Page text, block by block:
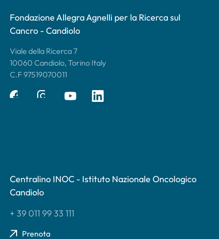
Fondazione Allegra Agnelli per la Ricerca sul
Cancro - Candiolo
Viale della Ricerca 7
10060 Candiolo, Torino Italy
C.F 97519070011
Centralino INOC - Istituto Nazionale Oncologico
Candiolo
+ 39 011 99 33 111
Prenota